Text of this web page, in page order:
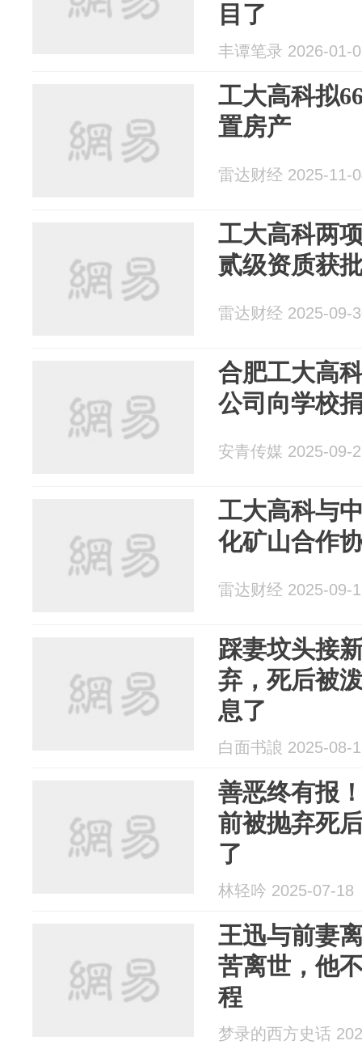
目了
丰谭笔录 2026-01-
工大高科拟
置房产
雷达财经 2025-11-
工大高科两
贰级资质获
雷达财经 2025-09-
合肥工大高
公司向学校
安青传媒 2025-09-
工大高科与
化矿山合作
雷达财经 2025-09-
踩妻坟头接
弃，死后被
息了
白面书誏 2025-08-
善恶终有报
前被抛弃死
了
林轻吟 2025-07-18
王迅与前妻
苦离世，他
程
梦录的西方史话